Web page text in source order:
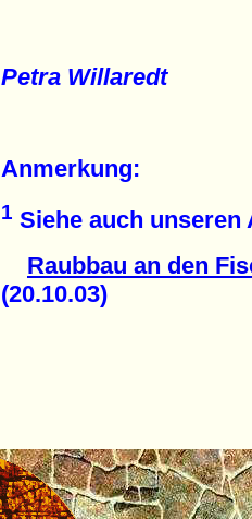
Petra Willaredt
Anmerkung:
1 Siehe auch unseren
Raubbau an den
(20.10.03)